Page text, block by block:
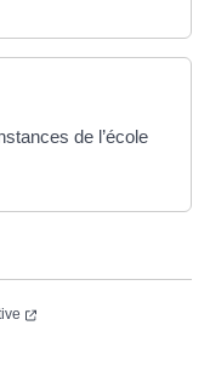
de l’école